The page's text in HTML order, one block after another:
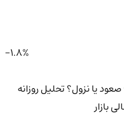
-1.8%
یا نزول؟تحلیل روزانه
بازار